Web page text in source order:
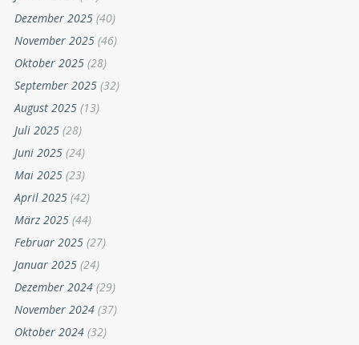
Dezember 2025 (40)
November 2025 (46)
Oktober 2025 (28)
September 2025 (32)
August 2025 (13)
Juli 2025 (28)
Juni 2025 (24)
Mai 2025 (23)
April 2025 (42)
März 2025 (44)
Februar 2025 (27)
Januar 2025 (24)
Dezember 2024 (29)
November 2024 (37)
Oktober 2024 (32)